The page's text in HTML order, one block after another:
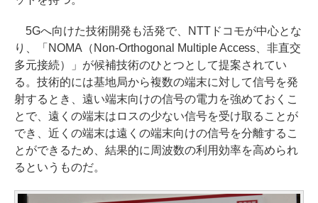
5Gへ向けた技術開発も活発で、NTTドコモが中心とな
り、「NOMA（Non-Orthogonal Multiple Access、非直交
多元接続）」が候補技術のひとつとして提案されてい
る。技術的には基地局から複数の端末に対して信号を発
射するとき、遠い端末向けの信号の電力を強めておくこ
とで、遠くの端末はロスの少ない信号を受け取ることが
でき、近くの端末は遠くの端末向けの信号を分離するこ
とができるため、結果的に周波数の利用効率を高められ
るというものだ。